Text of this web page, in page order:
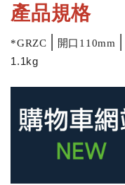
產品規格
*GRZC 開口110mm
1.1kg